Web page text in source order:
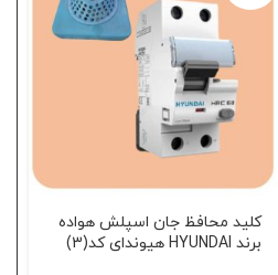
کلید محافظ جان اسپلش هواده
برند HYUNDAI هیوندای کد(3)